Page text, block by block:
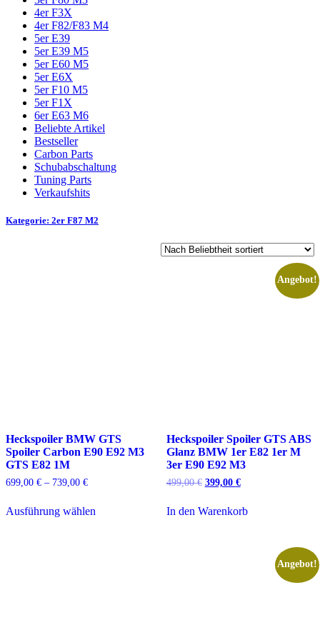
4er F3X
4er F82/F83 M4
5er E39
5er E39 M5
5er E60 M5
5er E6X
5er F10 M5
5er F1X
6er E63 M6
Beliebte Artikel
Bestseller
Carbon Parts
Schubabschaltung
Tuning Parts
Verkaufshits​
Kategorie: 2er F87 M2
Heckspoiler BMW GTS
Spoiler Carbon E90 E92 M3
GTS E82 1M
699,00 € – 739,00 €Preisspanne:
739,00 €
Ausführung wählenProdukt
Angebot!
Heckspoiler Spoiler GTS ABS
Glanz BMW 1er E82 1er M
3er E90 E92 M3
499,00€ Ursprünglicher
499,00 €
399,00 €Aktueller
399,00 €.
In den Warenkorb
Angebot!